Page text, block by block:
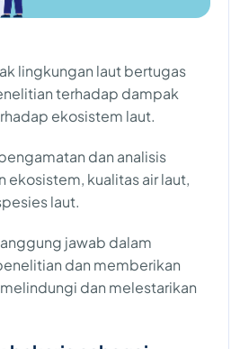
lingkungan laut bertugas
terhadap dampak
ekosistem laut.
dan analisis
ekosistem, kualitas air laut,
laut.
jawab dalam
dan memberikan
dan melestarikan